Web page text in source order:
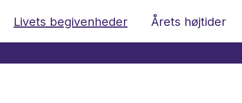
Livets begivenheder Årets højtider